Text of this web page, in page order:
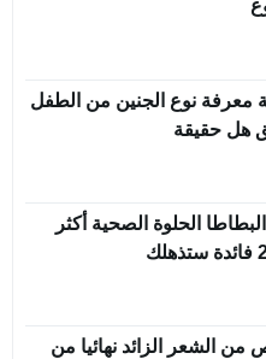
معرفة نوع الجنين من الطفل
هل حقيقة
الحلوة الصحية أكثر
من الشعر الزائد نهائيا من